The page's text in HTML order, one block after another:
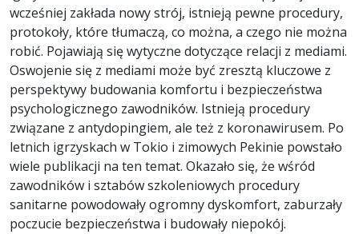
wcześniej zakłada nowy strój, istnieją pewne procedury,
protokoły, które tłumaczą, co można, a czego nie można
robić. Pojawiają się wytyczne dotyczące relacji z mediami.
Oswojenie się z mediami może być zresztą kluczowe z
perspektywy budowania komfortu i bezpieczeństwa
psychologicznego zawodników. Istnieją procedury
związane z antydopingiem, ale też z koronawirusem. Po
letnich igrzyskach w Tokio i zimowych Pekinie powstało
wiele publikacji na ten temat. Okazało się, że wśród
zawodników i sztabów szkoleniowych procedury
sanitarne powodowały ogromny dyskomfort, zaburzały
poczucie bezpieczeństwa i budowały niepokój.